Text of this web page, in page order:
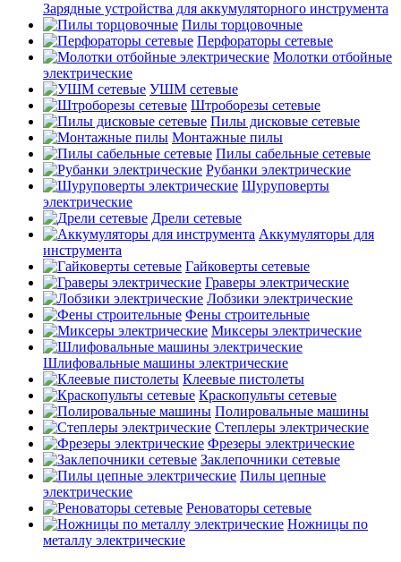
Зарядные устройства для аккумуляторного инструмента
Пилы торцовочные
Перфораторы сетевые
Молотки отбойные
электрические
УШМ сетевые
Штроборезы сетевые
Пилы дисковые сетевые
Монтажные пилы
Пилы сабельные сетевые
Рубанки электрические
Шуруповерты
электрические
Дрели сетевые
Аккумуляторы для
инструмента
Гайковерты сетевые
Граверы электрические
Лобзики электрические
Фены строительные
Миксеры электрические
Шлифовальные машины электрические
Клеевые пистолеты
Краскопульты сетевые
Полировальные машины
Степлеры электрические
Фрезеры электрические
Заклепочники сетевые
Пилы цепные
электрические
Реноваторы сетевые
Ножницы по
металлу электрические